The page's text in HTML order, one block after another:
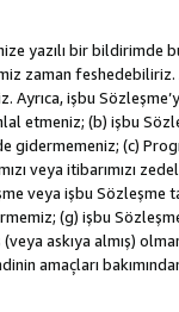
yazılı bir bildirimde
zaman feshedebiliriz.
Ayrıca, işbu
etmeniz; (b) işbu
(c)
veya itibarımızı
veya işbu
(g) işbu
askıya almış)
amaçları